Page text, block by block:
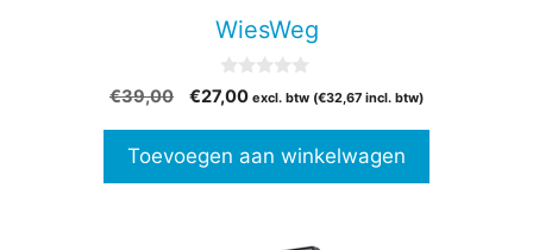
WiesWeg
0
v
5
€39,00
Oorspronkelijke
€39,00.
€27,00Huidige
€27,00.
excl. btw (€32,67 incl. btw)
Toevoegen aan winkelwagen